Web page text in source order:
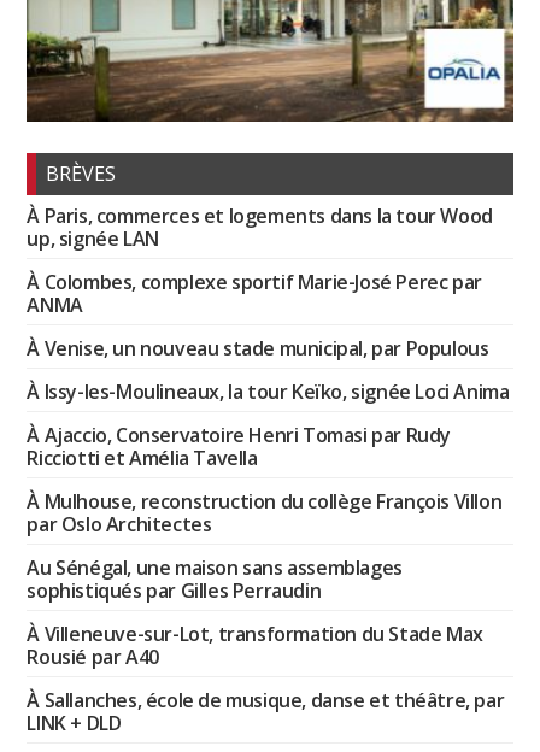
BRÈVES
À Paris, commerces et logements dans la tour Wood
up, signée LAN
À Colombes, complexe sportif Marie-José Perec par
ANMA
À Venise, un nouveau stade municipal, par Populous
À Issy-les-Moulineaux, la tour Keïko, signée Loci Anima
À Ajaccio, Conservatoire Henri Tomasi par Rudy
Ricciotti et Amélia Tavella
À Mulhouse, reconstruction du collège François Villon
par Oslo Architectes
Au Sénégal, une maison sans assemblages
sophistiqués par Gilles Perraudin
À Villeneuve-sur-Lot, transformation du Stade Max
Rousié par A40
À Sallanches, école de musique, danse et théâtre, par
LINK + DLD